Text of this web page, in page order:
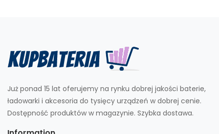
Już ponad 15 lat oferujemy na rynku dobrej jakości baterie,
ładowarki i akcesoria do tysięcy urządzeń w dobrej cenie.
Dostępność produktów w magazynie. Szybka dostawa.